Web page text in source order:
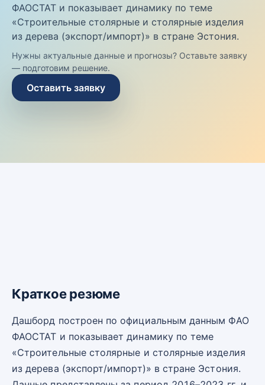
ФАОСТАТ и показывает динамику по теме
«Строительные столярные и столярные изделия
из дерева (экспорт/импорт)» в стране Эстония.
Нужны актуальные данные и прогнозы? Оставьте заявку
— подготовим решение.
Оставить заявку
Краткое резюме
Дашборд построен по официальным данным ФАО
ФАОСТАТ и показывает динамику по теме
«Строительные столярные и столярные изделия
из дерева (экспорт/импорт)» в стране Эстония.